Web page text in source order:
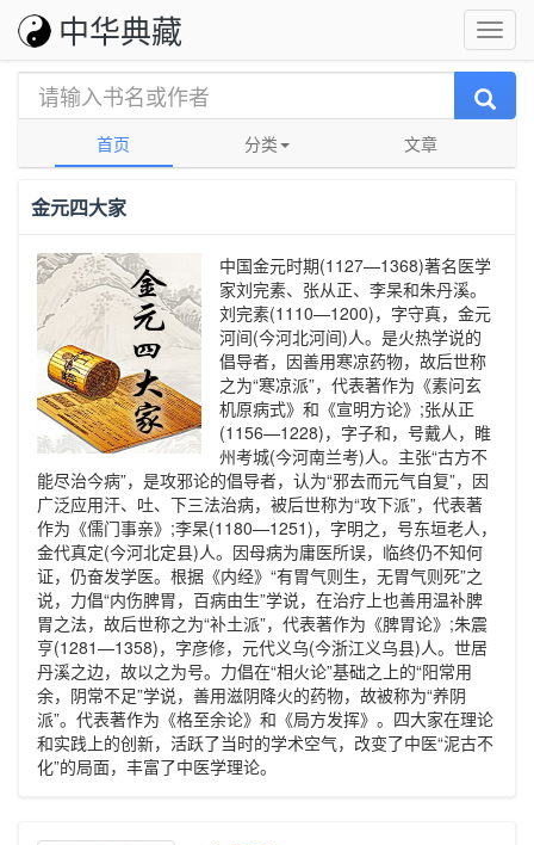
中华典藏
首页 分类 文章
金元四大家
中国金元时期(1127—1368)著名医学
家刘完素、张从正、李杲和朱丹溪。
刘完素(1110—1200)，字守真，金元
河间(今河北河间)人。是火热学说的
倡导者，因善用寒凉药物，故后世称
之为“寒凉派”，代表著作为《素问玄
机原病式》和《宣明方论》;张从正
(1156—1228)，字子和，号戴人，睢
州考城(今河南兰考)人。主张“古方不
能尽治今病”，是攻邪论的倡导者，认为“邪去而元气自复”，因
广泛应用汗、吐、下三法治病，被后世称为“攻下派”，代表著
作为《儒门事亲》;李杲(1180—1251)，字明之，号东垣老人，
金代真定(今河北定县)人。因母病为庸医所误，临终仍不知何
证，仍奋发学医。根据《内经》“有胃气则生，无胃气则死”之
说，力倡“内伤脾胃，百病由生”学说，在治疗上也善用温补脾
胃之法，故后世称之为“补土派”，代表著作为《脾胃论》;朱震
亨(1281—1358)，字彦修，元代义乌(今浙江义乌县)人。世居
丹溪之边，故以之为号。力倡在“相火论”基础之上的“阳常用
余，阴常不足”学说，善用滋阴降火的药物，故被称为“养阴
派”。代表著作为《格至余论》和《局方发挥》。四大家在理论
和实践上的创新，活跃了当时的学术空气，改变了中医“泥古不
化”的局面，丰富了中医学理论。